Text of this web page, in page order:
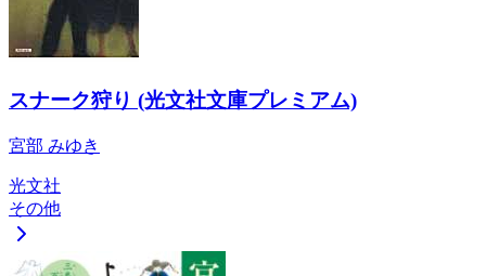
スナーク狩り (光文社文庫プレミアム)
宮部 みゆき
光文社
その他